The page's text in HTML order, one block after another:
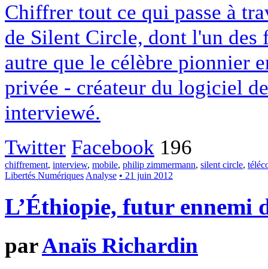
Chiffrer tout ce qui passe à
de Silent Circle, dont l'un des
autre que le célèbre pionnier
privée - créateur du logiciel
interviewé.
Twitter Facebook 196
chiffrement, interview, mobile, philip zimmermann, silent circle,
Libertés NumériquesAnalyse • 21 juin 2012
L’Éthiopie, futur ennemi
parAnaïs Richardin